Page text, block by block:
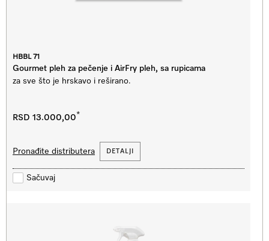
HBBL 71
Gourmet pleh za pečenje i AirFry pleh, sa rupicama
za sve što je hrskavo i reširano.
RSD 13.000,00*
DETALJI
Pronađite distributera
Sačuvaj